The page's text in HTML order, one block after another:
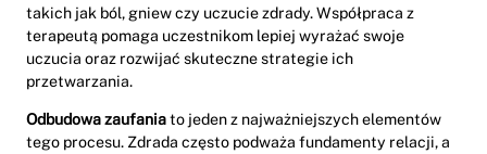
takich jak ból, gniew czy uczucie zdrady. Współpraca z
terapeutą pomaga uczestnikom lepiej wyrażać swoje
uczucia oraz rozwijać skuteczne strategie ich
przetwarzania.
Odbudowa zaufaniato jeden z najważniejszych elementów
tego procesu. Zdrada często podważa fundamenty relacji, a